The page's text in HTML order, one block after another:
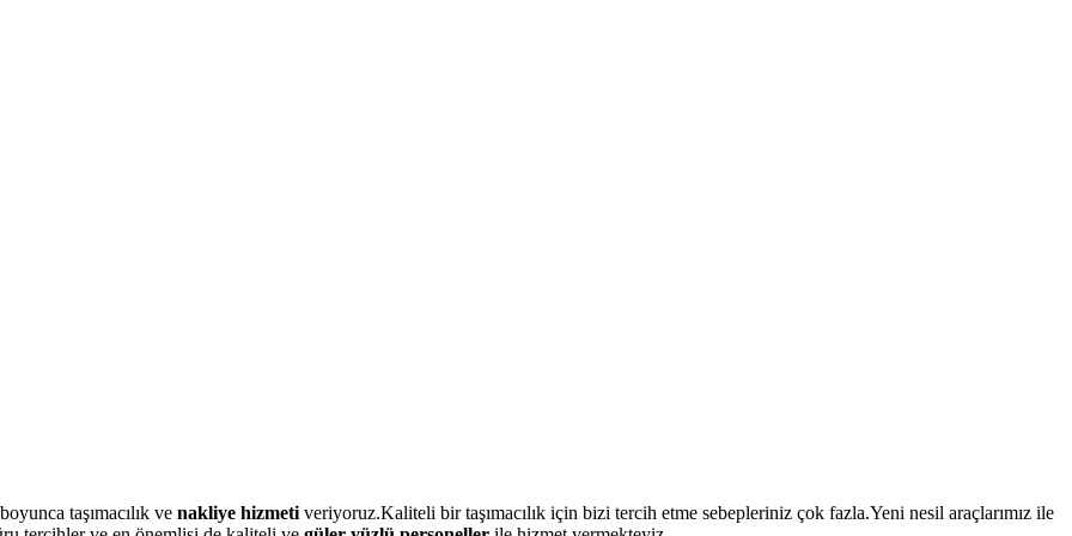
taşımacılık ve nakliye hizmeti veriyoruz.Kaliteli bir taşımacılık için bizi tercih etme sebepleriniz çok fazla.Yeni nesil araçlarımız ile